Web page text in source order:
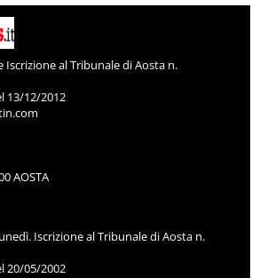
al Tribunale di Aosta n.
13/12/2012
AOSTA
Iscrizione al Tribunale di Aosta n.
20/05/2002